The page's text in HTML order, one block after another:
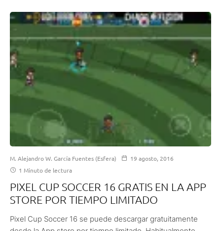
M. Alejandro W. García Fuentes (Esfera)
19 agosto, 2016
1 Minuto de lectura
PIXEL CUP SOCCER 16 GRATIS EN LA APP
STORE POR TIEMPO LIMITADO
Pixel Cup Soccer 16 se puede descargar gratuitamente